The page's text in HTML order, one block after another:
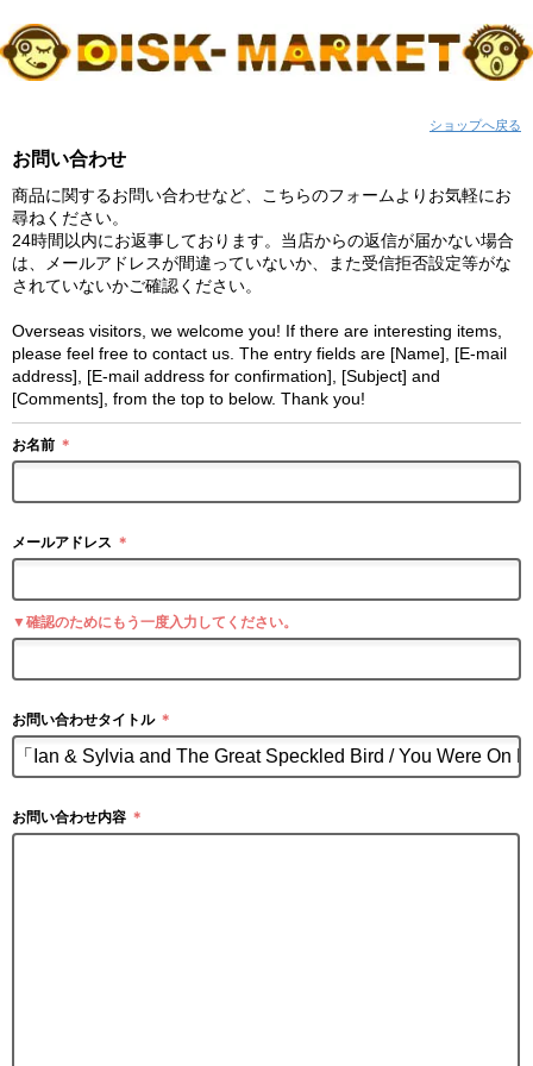
ショップへ戻る
お問い合わせ
商品に関するお問い合わせなど、こちらのフォームよりお気軽にお
尋ねください。
24時間以内にお返事しております。当店からの返信が届かない場合
は、メールアドレスが間違っていないか、また受信拒否設定等がな
されていないかご確認ください。
Overseas visitors, we welcome you! If there are interesting items,
please feel free to contact us. The entry fields are [Name], [E-mail
address], [E-mail address for confirmation], [Subject] and
[Comments], from the top to below. Thank you!
お名前 ＊
メールアドレス ＊
▼確認のためにもう一度入力してください。
お問い合わせタイトル ＊
お問い合わせ内容 ＊